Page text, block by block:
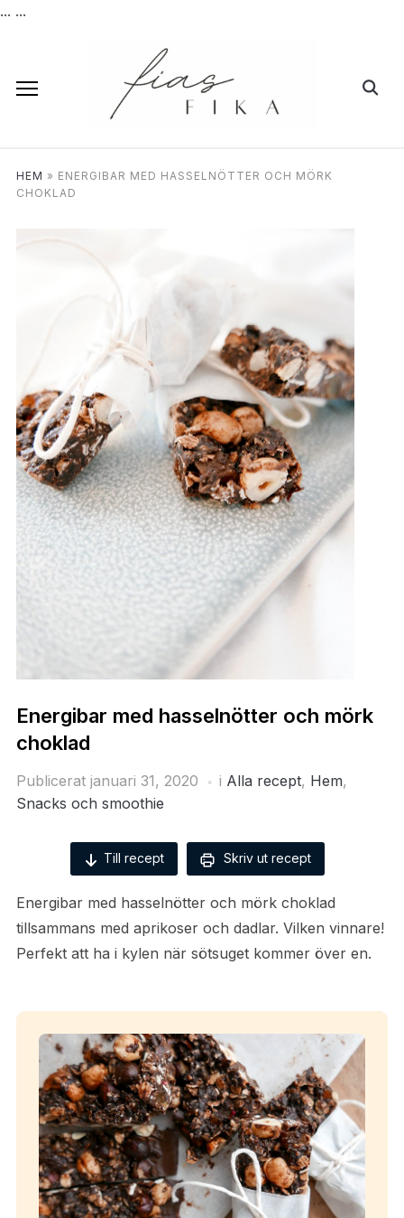
... ...
HEM » ENERGIBAR MED HASSELNÖTTER OCH MÖRK
CHOKLAD
Energibar med hasselnötter och mörk
choklad
Publicerat januari 31, 2020 i Alla recept, Hem,
Snacks och smoothie
Till recept Skriv ut recept
Energibar med hasselnötter och mörk choklad
tillsammans med aprikoser och dadlar. Vilken vinnare!
Perfekt att ha i kylen när sötsuget kommer över en.